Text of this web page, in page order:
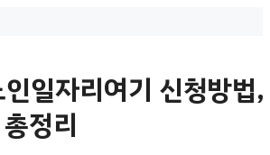
일자리여기 신청방법,
정리